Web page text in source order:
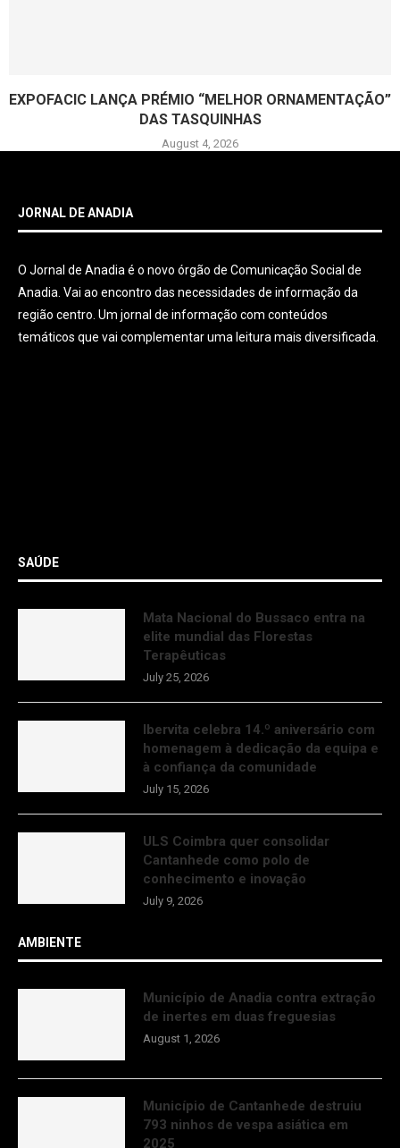
EXPOFACIC LANÇA PRÉMIO “MELHOR ORNAMENTAÇÃO”
DAS TASQUINHAS
August 4, 2026
JORNAL DE ANADIA
O Jornal de Anadia é o novo órgão de Comunicação Social de
Anadia. Vai ao encontro das necessidades de informação da
região centro. Um jornal de informação com conteúdos
temáticos que vai complementar uma leitura mais diversificada.
SAÚDE
Mata Nacional do Bussaco entra na
elite mundial das Florestas
Terapêuticas
July 25, 2026
Ibervita celebra 14.º aniversário com
homenagem à dedicação da equipa e
à confiança da comunidade
July 15, 2026
ULS Coimbra quer consolidar
Cantanhede como polo de
conhecimento e inovação
July 9, 2026
AMBIENTE
Município de Anadia contra extração
de inertes em duas freguesias
August 1, 2026
Município de Cantanhede destruiu
793 ninhos de vespa asiática em
2025